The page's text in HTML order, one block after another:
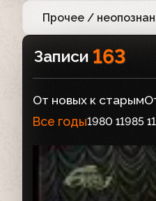
Прочее /
Записи 163
От новых к старым
Все годы1980 11985 1